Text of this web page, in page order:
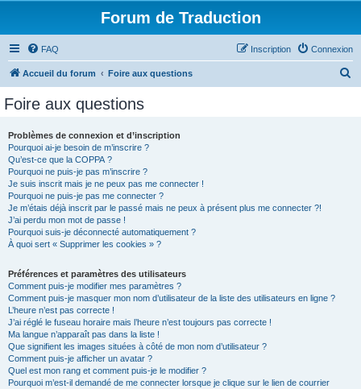
Forum de Traduction
FAQ Connexion
Inscription
Accueil du forum Foire aux questions
Foire aux questions
Problèmes de connexion et d’inscription
Pourquoi ai-je besoin de m’inscrire ?
Qu’est-ce que la COPPA ?
Pourquoi ne puis-je pas m’inscrire ?
Je suis inscrit mais je ne peux pas me connecter !
Pourquoi ne puis-je pas me connecter ?
Je m’étais déjà inscrit par le passé mais ne peux à présent plus me connecter ?!
J’ai perdu mon mot de passe !
Pourquoi suis-je déconnecté automatiquement ?
À quoi sert « Supprimer les cookies » ?
Préférences et paramètres des utilisateurs
Comment puis-je modifier mes paramètres ?
Comment puis-je masquer mon nom d’utilisateur de la liste des utilisateurs en ligne ?
L’heure n’est pas correcte !
J’ai réglé le fuseau horaire mais l’heure n’est toujours pas correcte !
Ma langue n’apparaît pas dans la liste !
Que signifient les images situées à côté de mon nom d’utilisateur ?
Comment puis-je afficher un avatar ?
Quel est mon rang et comment puis-je le modifier ?
Pourquoi m’est-il demandé de me connecter lorsque je clique sur le lien de courrier